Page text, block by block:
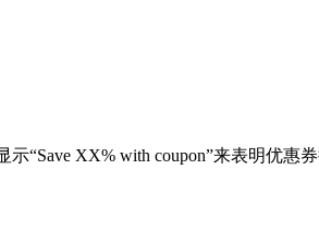
“Save XX% with coupon”来表明优惠